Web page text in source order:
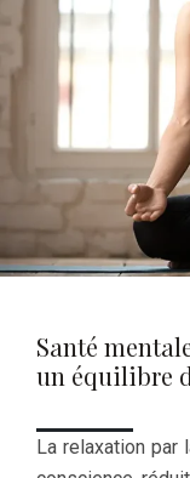
Santé
un équilibre
La relaxation par